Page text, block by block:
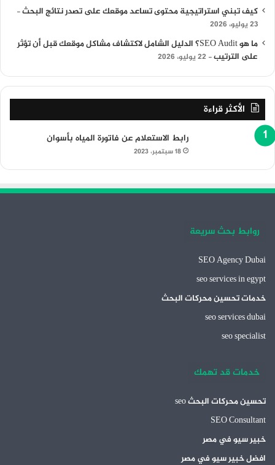
كيف تبني استراتيجية محتوى تساعد موقعك على تصدر نتائج البحث
23 يوليو، 2026
ما هو SEO Audit؟ الدليل الشامل لاكتشاف مشاكل موقعك قبل أن تؤثر
على الترتيب 22 يوليو، 2026
الأكثر قراءة
رابط الاستعلام عن فاتورة المياه بأسوان
18 سبتمبر، 2023
روابط بحث سريعة
SEO Agency Dubai
seo services in egypt
خدمات تحسين محركات البحث
seo services dubai
seo specialist
خدمات قد تهمك
تحسين محركات البحث seo
SEO Consultant
خبير سيو في مصر
افضل خبير سيو في مصر